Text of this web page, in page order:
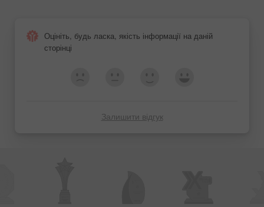
Оцініть, будь ласка, якість інформації на даній
сторінці
Залишити відгук